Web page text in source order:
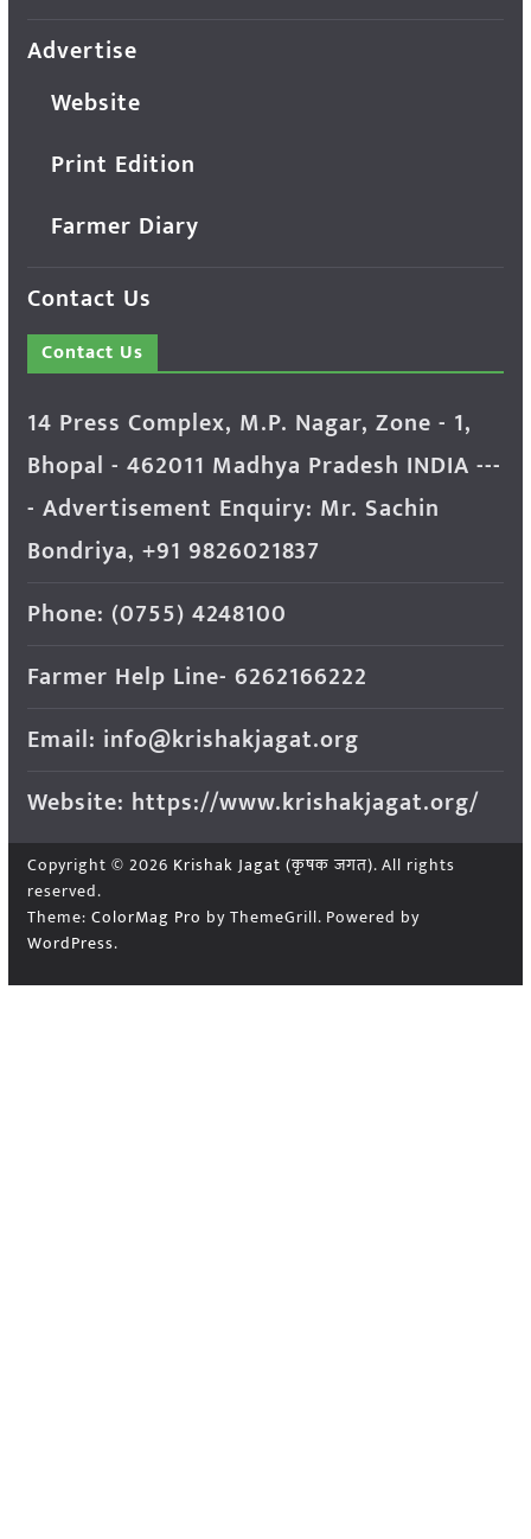
Advertise
Website
Print Edition
Farmer Diary
Contact Us
Contact Us
14 Press Complex, M.P. Nagar, Zone - 1,
Bhopal - 462011 Madhya Pradesh INDIA ---
- Advertisement Enquiry: Mr. Sachin
Bondriya, +91 9826021837
Phone: (0755) 4248100
Farmer Help Line- 6262166222
Email: info@krishakjagat.org
Website: https://www.krishakjagat.org/
Copyright © 2026 Krishak Jagat (कृषक जगत). All rights
reserved.
Theme: ColorMag Pro by ThemeGrill. Powered by
WordPress.